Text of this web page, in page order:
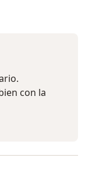
con la